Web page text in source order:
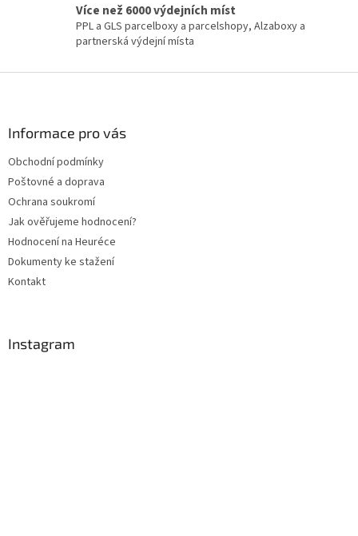
Více než 6000 výdejních míst
PPL a GLS parcelboxy a parcelshopy, Alzaboxy a
partnerská výdejní místa
Informace pro vás
Obchodní podmínky
Poštovné a doprava
Ochrana soukromí
Jak ověřujeme hodnocení?
Hodnocení na Heuréce
Dokumenty ke stažení
Kontakt
Instagram